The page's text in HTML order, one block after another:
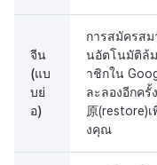
จีน
(แบ
บย่
อ)
การสมัครสม
นอัตโนมัติล้
าชิกใน
ละลองอีกครั้
原(restore)
งคุณ